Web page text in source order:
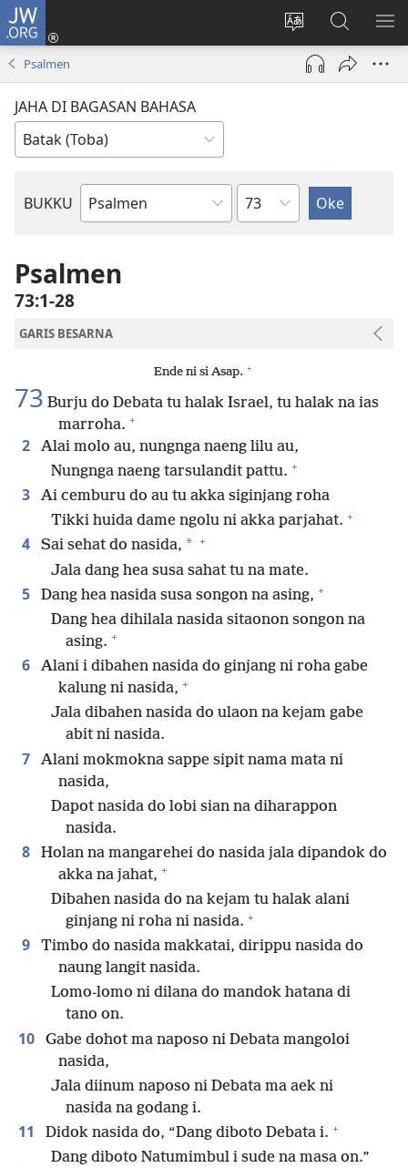
JW.ORG
Ganti
hata
situs
Log
(opens
Lului
di
JW.ORG
Psalmen
JAHA DI BAGASAN BAHASA
BUKKU
Bukku
Bindu
Psalmen
73:1-28
GARIS BESARNA
Ende ni si Asap. +
73 Burju do Debata tu halak Israel, tu halak na ias
marroha. +
2
Alai molo au, nungnga naeng lilu au,
Nungnga naeng tarsulandit pattu. +
3
Ai cemburu do au tu akka siginjang roha
Tikki huida dame ngolu ni akka parjahat. +
4 Sai sehat do nasida, * +
Jala dang hea susa sahat tu na mate.
5 Dang hea nasida susa songon na asing, +
Dang hea dihilala nasida sitaonon songon na
asing. +
6
Alani i dibahen nasida do ginjang ni roha gabe
kalung ni nasida, +
Jala dibahen nasida do ulaon na kejam gabe
abit ni nasida.
7
Alani mokmokna sappe sipit nama mata ni
nasida,
Dapot nasida do lobi sian na diharappon
nasida.
8
Holan na mangarehei do nasida jala dipandok do
akka na jahat, +
Dibahen nasida do na kejam tu halak alani
ginjang ni roha ni nasida. +
9
Timbo do nasida makkatai, dirippu nasida do
naung langit nasida.
Lomo-lomo ni dilana do mandok hatana di
tano on.
10
Gabe dohot ma naposo ni Debata mangoloi
nasida,
Jala diinum naposo ni Debata ma aek ni
nasida na godang i.
11 Didok nasida do, “Dang diboto Debata i. +
Dang diboto Natumimbul i sude na masa on.”